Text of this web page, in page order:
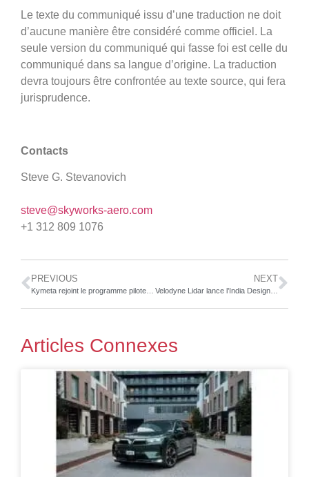
Le texte du communiqué issu d’une traduction ne doit
d’aucune manière être considéré comme officiel. La
seule version du communiqué qui fasse foi est celle du
communiqué dans sa langue d’origine. La traduction
devra toujours être confrontée au texte source, qui fera
jurisprudence.
Contacts
Steve G. Stevanovich
steve@skyworks-aero.com
+1 312 809 1076
PREVIOUS NEXT
Velodyne Lidar lance l’India Design Center à Bangalore
Articles Connexes